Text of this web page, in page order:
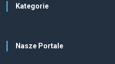
Kategorie
Nasze Portale